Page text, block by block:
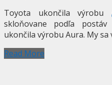
Toyota ukončila výrobu
skloňovane podľa
ukončila výrobu Aura. My
Read More